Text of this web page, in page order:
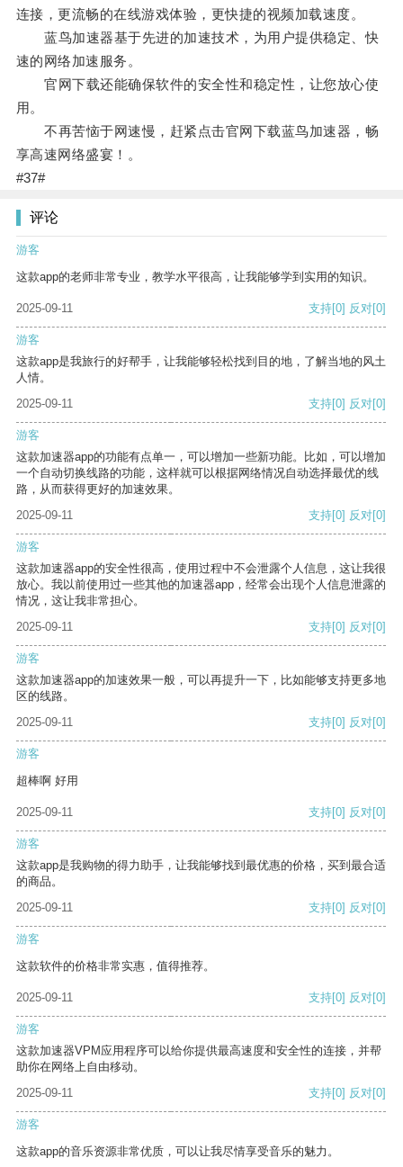
连接，更流畅的在线游戏体验，更快捷的视频加载速度。
蓝鸟加速器基于先进的加速技术，为用户提供稳定、快
速的网络加速服务。
官网下载还能确保软件的安全性和稳定性，让您放心使
用。
不再苦恼于网速慢，赶紧点击官网下载蓝鸟加速器，畅
享高速网络盛宴！。
#37#
评论
游客
这款app的老师非常专业，教学水平很高，让我能够学到实用的知识。
2025-09-11 支持[0] 反对[0]
游客
这款app是我旅行的好帮手，让我能够轻松找到目的地，了解当地的风土
人情。
2025-09-11
支持[0] 反对[0]
游客
这款加速器app的功能有点单一，可以增加一些新功能。比如，可以增加
一个自动切换线路的功能，这样就可以根据网络情况自动选择最优的线
路，从而获得更好的加速效果。
2025-09-11
支持[0] 反对[0]
游客
这款加速器app的安全性很高，使用过程中不会泄露个人信息，这让我很
放心。我以前使用过一些其他的加速器app，经常会出现个人信息泄露的
情况，这让我非常担心。
2025-09-11
支持[0] 反对[0]
游客
这款加速器app的加速效果一般，可以再提升一下，比如能够支持更多地
区的线路。
2025-09-11
支持[0] 反对[0]
游客
超棒啊 好用
2025-09-11 支持[0] 反对[0]
游客
这款app是我购物的得力助手，让我能够找到最优惠的价格，买到最合适
的商品。
2025-09-11
支持[0] 反对[0]
游客
这款软件的价格非常实惠，值得推荐。
2025-09-11 支持[0] 反对[0]
游客
这款加速器VPM应用程序可以给你提供最高速度和安全性的连接，并帮
助你在网络上自由移动。
2025-09-11
支持[0] 反对[0]
游客
这款app的音乐资源非常优质，可以让我尽情享受音乐的魅力。